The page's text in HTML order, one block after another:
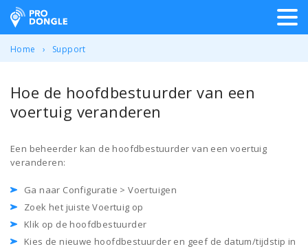
ProDongle Track & Trace
Home Support
Hoe de hoofdbestuurder van een
voertuig veranderen
Een beheerder kan de hoofdbestuurder van een voertuig
veranderen:
Ga naar Configuratie > Voertuigen
Zoek het juiste Voertuig op
Klik op de hoofdbestuurder
Kies de nieuwe hoofdbestuurder en geef de datum/tijdstip in